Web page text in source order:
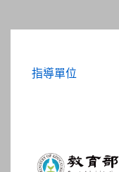
指導單位